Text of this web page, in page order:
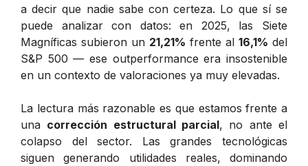
a decir que nadie sabe con certeza. Lo que sí se
puede analizar con datos: en 2025, las Siete
Magníficas subieron un 21,21% frente al 16,1% del
S&P 500 — ese outperformance era insostenible
en un contexto de valoraciones ya muy elevadas.
La lectura más razonable es que estamos frente a
una corrección estructural parcial, no ante el
colapso del sector. Las grandes tecnológicas
siguen generando utilidades reales, dominando